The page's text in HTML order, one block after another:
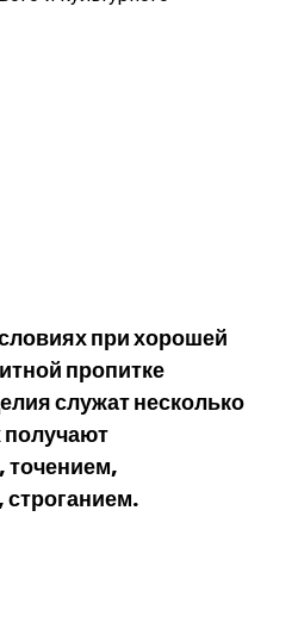
при хорошей
пропитке
служат несколько
получают